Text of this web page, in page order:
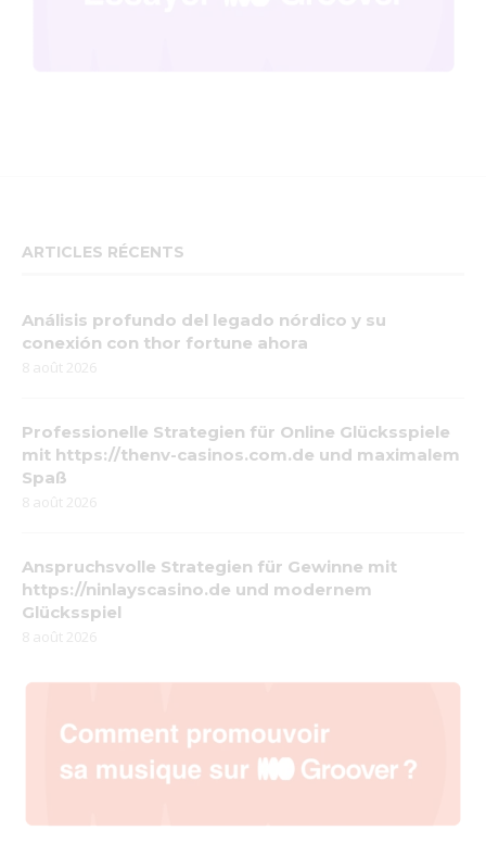
ARTICLES RÉCENTS
Análisis profundo del legado nórdico y su
conexión con thor fortune ahora
8 août 2026
Professionelle Strategien für Online Glücksspiele
mit https://thenv-casinos.com.de und maximalem
Spaß
8 août 2026
Anspruchsvolle Strategien für Gewinne mit
https://ninlayscasino.de und modernem
Glücksspiel
8 août 2026